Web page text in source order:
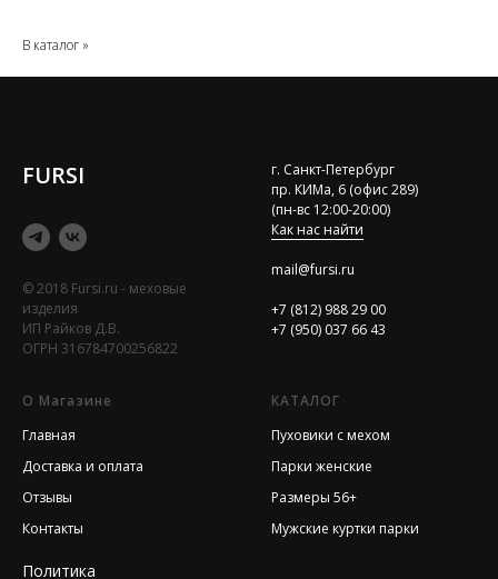
В каталог »
FURSI
© 2018 Fursi.ru - меховые
изделия
ИП Райков Д.В.
ОГРН 316784700256822
г. Санкт-Петербург
пр. КИМа, 6 (офис 289)
(пн-вс 12:00-20:00)
Как нас найти
mail@fursi.ru
+7 (812) 988 29 00
+7 (950) 037 66 43
О Магазине
Главная
Доставка и оплата
Отзывы
Контакты
Политика
КАТАЛОГ
Пуховики с мехом
Парки женские
Размеры 56+
Мужские куртки парки